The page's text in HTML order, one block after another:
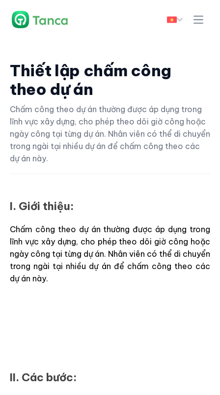
Thiết lập chấm công
theo dự án
Chấm công theo dự án thường được áp dụng trong
lĩnh vực xây dựng, cho phép theo dõi giờ công hoặc
ngày công tại từng dự án. Nhân viên có thể di chuyển
trong ngài tại nhiều dự án để chấm công theo các
dự án này.
I. Giới thiệu:
Chấm công theo dự án thường được áp dụng trong
lĩnh vực xây dựng, cho phép theo dõi giờ công hoặc
ngày công tại từng dự án. Nhân viên có thể di chuyển
trong ngài tại nhiều dự án để chấm công theo các
dự án này.
II. Các bước: